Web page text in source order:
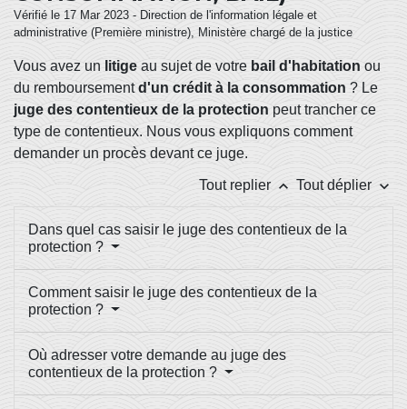
Vérifié le 17 Mar 2023 - Direction de l'information légale et
administrative (Première ministre), Ministère chargé de la justice
Vous avez un litige au sujet de votre bail d'habitation ou
du remboursementd'un crédit à la consommation ? Le
juge des contentieux de la protection peut trancher ce
type de contentieux. Nous vous expliquons comment
demander un procès devant ce juge.
Tout replier keyboard_arrow_up Tout déplier keyboard_arrow_down
Dans quel cas saisir le juge des contentieux de la
protection ?
Comment saisir le juge des contentieux de la
protection ?
Où adresser votre demande au juge des
contentieux de la protection ?